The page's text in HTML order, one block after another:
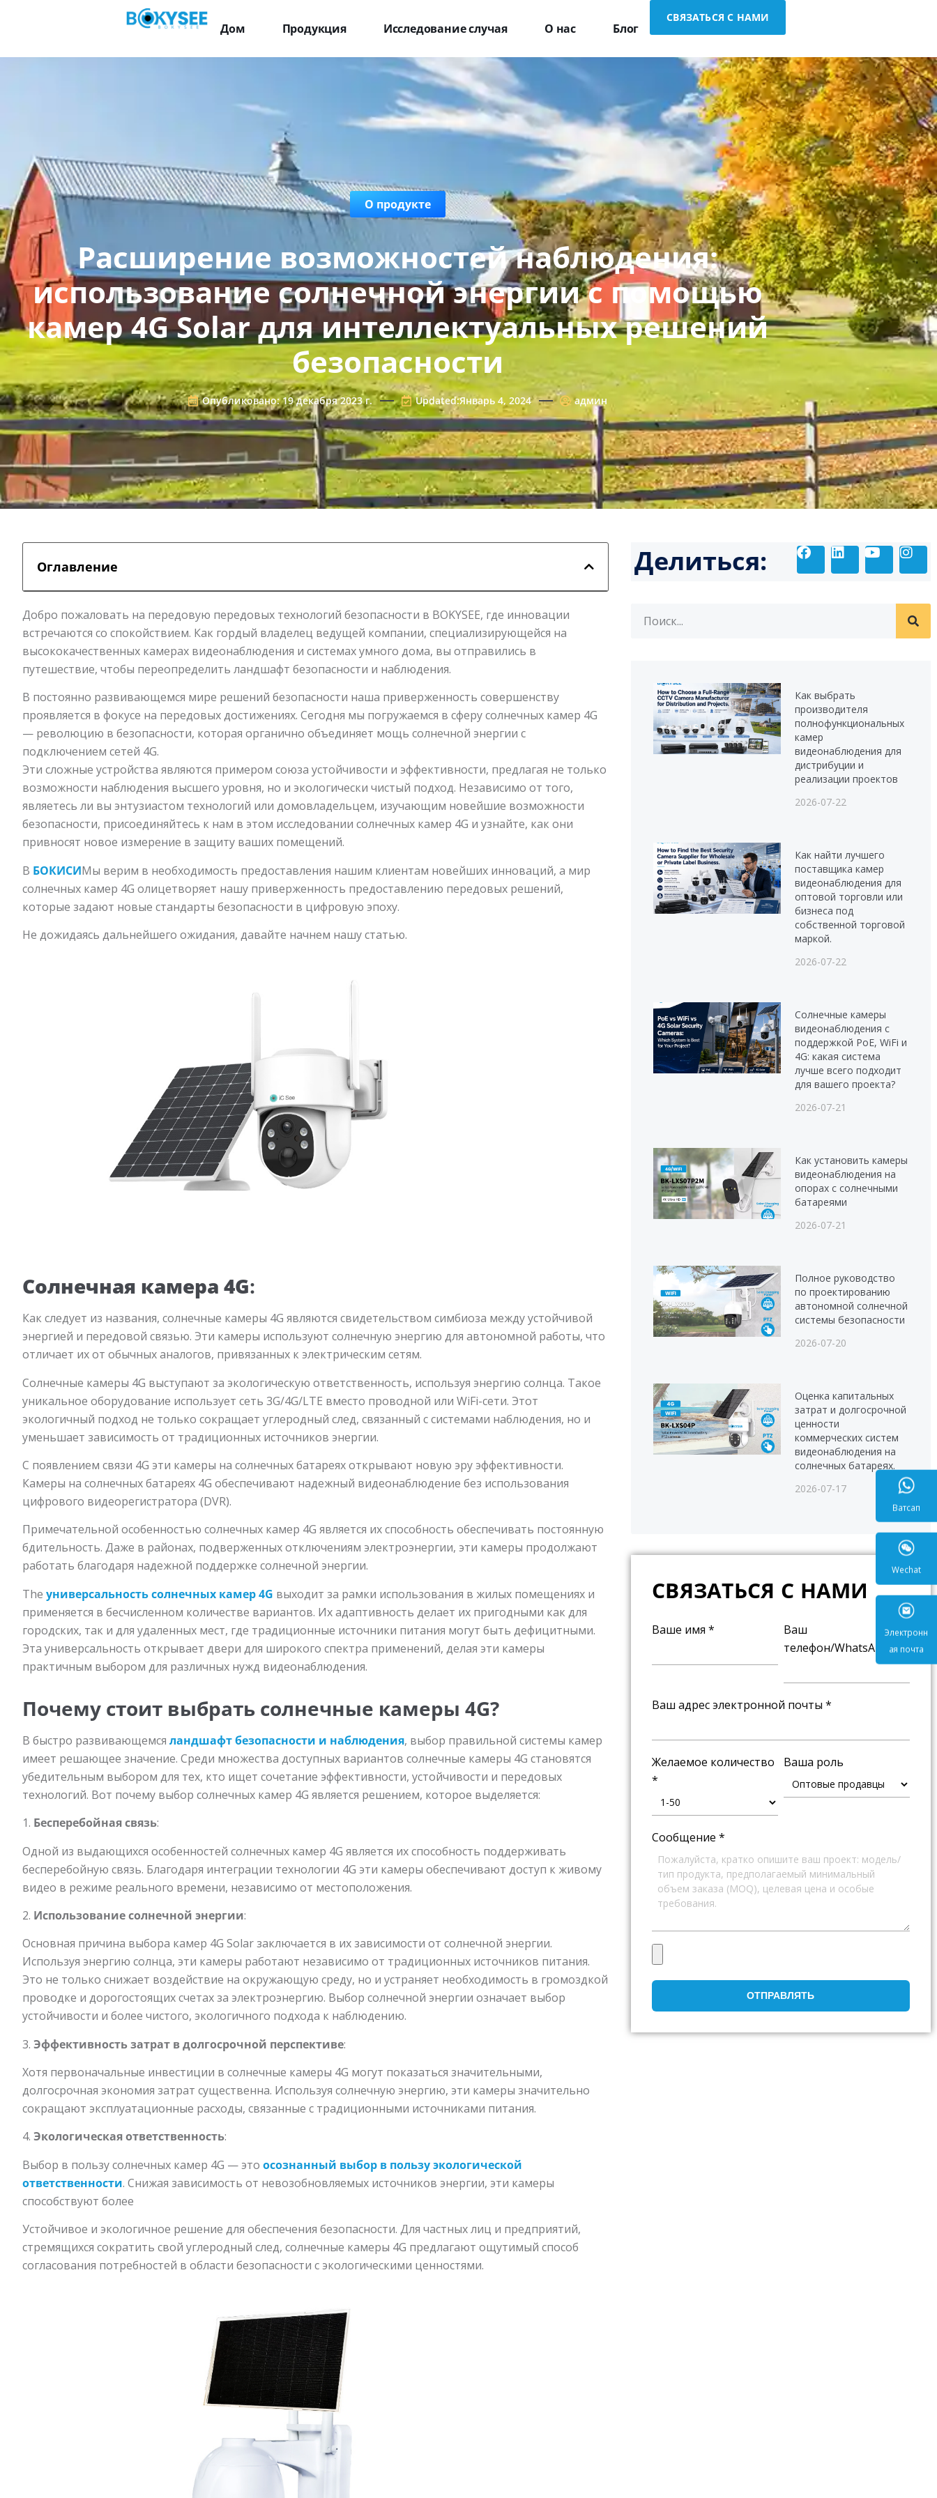
Дом Продукция Исследование случая О нас Блог
СВЯЗАТЬСЯ С НАМИ
О продукте
Расширение возможностей наблюдения:
использование солнечной энергии с помощью
камер 4G Solar для интеллектуальных решений
безопасности
Опубликовано: 19 декабря 2023 г. Updated:Январь 4, 2024 админ
Оглавление
Добро пожаловать на передовую передовых технологий безопасности в BOKYSEE, где инновации
встречаются со спокойствием. Как гордый владелец ведущей компании, специализирующейся на
высококачественных камерах видеонаблюдения и системах умного дома, вы отправились в
путешествие, чтобы переопределить ландшафт безопасности и наблюдения.
В постоянно развивающемся мире решений безопасности наша приверженность совершенству
проявляется в фокусе на передовых достижениях. Сегодня мы погружаемся в сферу солнечных камер 4G
— революцию в безопасности, которая органично объединяет мощь солнечной энергии с
подключением сетей 4G.
Эти сложные устройства являются примером союза устойчивости и эффективности, предлагая не только
возможности наблюдения высшего уровня, но и экологически чистый подход. Независимо от того,
являетесь ли вы энтузиастом технологий или домовладельцем, изучающим новейшие возможности
безопасности, присоединяйтесь к нам в этом исследовании солнечных камер 4G и узнайте, как они
привносят новое измерение в защиту ваших помещений.
В БОКИСИМы верим в необходимость предоставления нашим клиентам новейших инноваций, а мир
солнечных камер 4G олицетворяет нашу приверженность предоставлению передовых решений,
которые задают новые стандарты безопасности в цифровую эпоху.
Не дожидаясь дальнейшего ожидания, давайте начнем нашу статью.
Солнечная камера 4G:
Как следует из названия, солнечные камеры 4G являются свидетельством симбиоза между устойчивой
энергией и передовой связью. Эти камеры используют солнечную энергию для автономной работы, что
отличает их от обычных аналогов, привязанных к электрическим сетям.
Солнечные камеры 4G выступают за экологическую ответственность, используя энергию солнца. Такое
уникальное оборудование использует сеть 3G/4G/LTE вместо проводной или WiFi-сети. Этот
экологичный подход не только сокращает углеродный след, связанный с системами наблюдения, но и
уменьшает зависимость от традиционных источников энергии.
С появлением связи 4G эти камеры на солнечных батареях открывают новую эру эффективности.
Камеры на солнечных батареях 4G обеспечивают надежный видеонаблюдение без использования
цифрового видеорегистратора (DVR).
Примечательной особенностью солнечных камер 4G является их способность обеспечивать постоянную
бдительность. Даже в районах, подверженных отключениям электроэнергии, эти камеры продолжают
работать благодаря надежной поддержке солнечной энергии.
The универсальность солнечных камер 4G выходит за рамки использования в жилых помещениях и
применяется в бесчисленном количестве вариантов. Их адаптивность делает их пригодными как для
городских, так и для удаленных мест, где традиционные источники питания могут быть дефицитными.
Эта универсальность открывает двери для широкого спектра применений, делая эти камеры
практичным выбором для различных нужд видеонаблюдения.
Почему стоит выбрать солнечные камеры 4G?
В быстро развивающемся ландшафт безопасности и наблюдения, выбор правильной системы камер
имеет решающее значение. Среди множества доступных вариантов солнечные камеры 4G становятся
убедительным выбором для тех, кто ищет сочетание эффективности, устойчивости и передовых
технологий. Вот почему выбор солнечных камер 4G является решением, которое выделяется:
1. Бесперебойная связь:
Одной из выдающихся особенностей солнечных камер 4G является их способность поддерживать
бесперебойную связь. Благодаря интеграции технологии 4G эти камеры обеспечивают доступ к живому
видео в режиме реального времени, независимо от местоположения.
2. Использование солнечной энергии:
Основная причина выбора камер 4G Solar заключается в их зависимости от солнечной энергии.
Используя энергию солнца, эти камеры работают независимо от традиционных источников питания.
Это не только снижает воздействие на окружающую среду, но и устраняет необходимость в громоздкой
проводке и дорогостоящих счетах за электроэнергию. Выбор солнечной энергии означает выбор
устойчивости и более чистого, экологичного подхода к наблюдению.
3. Эффективность затрат в долгосрочной перспективе:
Хотя первоначальные инвестиции в солнечные камеры 4G могут показаться значительными,
долгосрочная экономия затрат существенна. Используя солнечную энергию, эти камеры значительно
сокращают эксплуатационные расходы, связанные с традиционными источниками питания.
4. Экологическая ответственность:
Выбор в пользу солнечных камер 4G — это осознанный выбор в пользу экологической
ответственности. Снижая зависимость от невозобновляемых источников энергии, эти камеры
способствуют более
Устойчивое и экологичное решение для обеспечения безопасности. Для частных лиц и предприятий,
стремящихся сократить свой углеродный след, солнечные камеры 4G предлагают ощутимый способ
согласования потребностей в области безопасности с экологическими ценностями.
Делиться:
Как выбрать
производителя
полнофункциональных
камер
видеонаблюдения для
дистрибуции и
реализации проектов
2026-07-22
Как найти лучшего
поставщика камер
видеонаблюдения для
оптовой торговли или
бизнеса под
собственной торговой
маркой.
2026-07-22
Солнечные камеры
видеонаблюдения с
поддержкой PoE, WiFi и
4G: какая система
лучше всего подходит
для вашего проекта?
2026-07-21
Как установить камеры
видеонаблюдения на
опорах с солнечными
батареями
2026-07-21
Полное руководство
по проектированию
автономной солнечной
системы безопасности
2026-07-20
Оценка капитальных
затрат и долгосрочной
ценности
коммерческих систем
видеонаблюдения на
солнечных батареях.
2026-07-17
СВЯЗАТЬСЯ С НАМИ
Ваше имя *
Ваш
телефон/WhatsApp
*
Ваш адрес электронной почты *
Желаемое количество
*
Ваша роль
Сообщение *
ОТПРАВЛЯТЬ
ая